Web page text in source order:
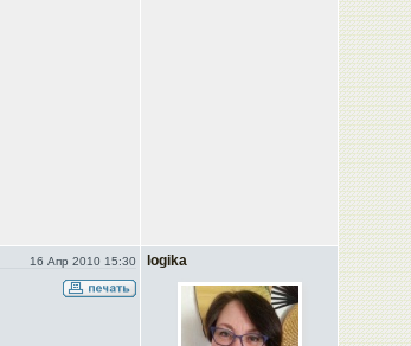
16 Апр 2010 15:30 logika